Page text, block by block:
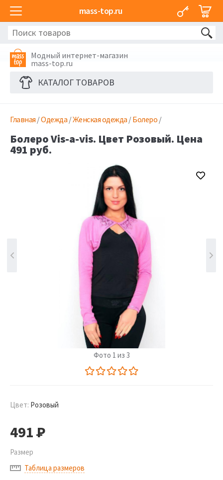
mass-top.ru
Модный интернет-магазин
mass-top.ru
КАТАЛОГ ТОВАРОВ
Главная /Одежда /Женская одежда /Болеро /
Болеро Vis-a-vis. Цвет Розовый. Цена
491 руб.
Фото 1 из 3
Цвет: Розовый
491Р
Размер
Таблица размеров